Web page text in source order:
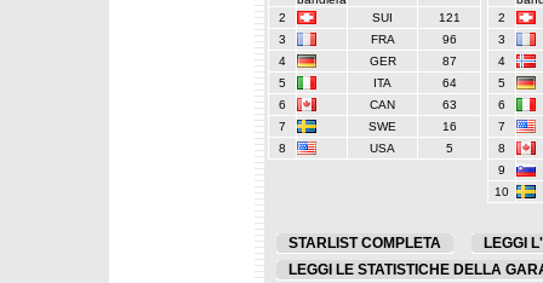
2 SUI
121
3
FRA
96
4
GER
87
5
ITA
64
6
CAN
63
7
SWE
16
8
USA 5
2
3
4
5
6
7
8
9
10
STARLIST COMPLETA
LEGGI
LEGGI LE STATISTICHE DELLA